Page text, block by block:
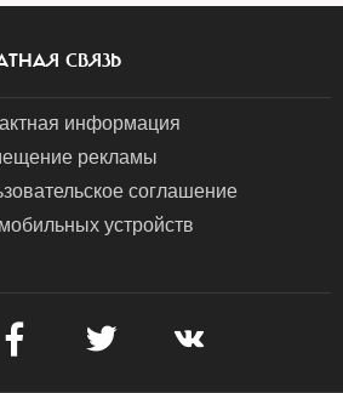
СВЯЗЬ
информация
рекламы
соглашение
устройств